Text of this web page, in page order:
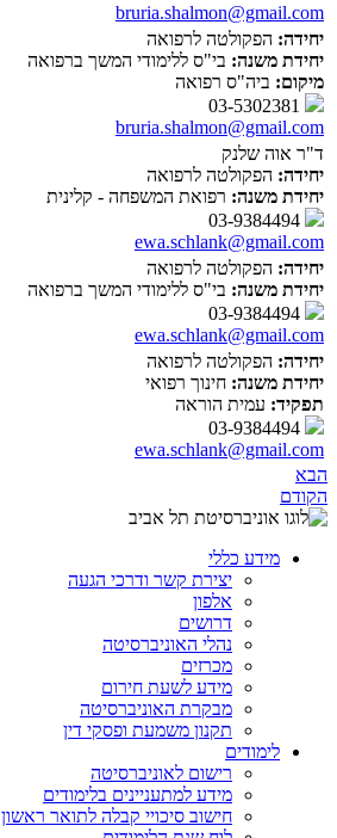
bruria.shalmon@gmail.com
יחידה: הפקולטה לרפואה
יחידת משנה: בי"ס ללימודי המשך ברפואה
מיקום: ביה"ס רפואה
bruria.shalmon@gmail.com
ד"ר אוה שלנק
יחידה: הפקולטה לרפואה
יחידת משנה: רפואת המשפחה - קלינית
ewa.schlank@gmail.com
יחידה: הפקולטה לרפואה
יחידת משנה: בי"ס ללימודי המשך ברפואה
ewa.schlank@gmail.com
יחידה: הפקולטה לרפואה
יחידת משנה: חינוך רפואי
תפקיד: עמית הוראה
ewa.schlank@gmail.com
הבא
הקודם
מידע כללי
יצירת קשר ודרכי הגעה
אלפון
דרושים
נהלי האוניברסיטה
מכרזים
מידע לשעת חירום
מבקרת האוניברסיטה
תקנון משמעת ופסקי דין
לימודים
רישום לאוניברסיטה
מידע למתעניינים בלימודים
חישוב סיכויי קבלה לתואר ראשון